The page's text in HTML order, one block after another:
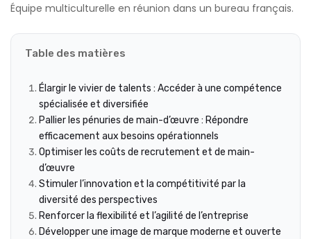
Équipe multiculturelle en réunion dans un bureau français.
Table des matières
Élargir le vivier de talents : Accéder à une compétence
spécialisée et diversifiée
Pallier les pénuries de main-d’œuvre : Répondre
efficacement aux besoins opérationnels
Optimiser les coûts de recrutement et de main-
d’œuvre
Stimuler l’innovation et la compétitivité par la
diversité des perspectives
Renforcer la flexibilité et l’agilité de l’entreprise
Développer une image de marque moderne et ouverte